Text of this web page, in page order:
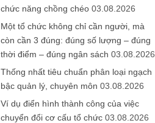
chức năng chồng chéo 03.08.2026
Một tổ chức không chỉ cần người, mà
còn cần 3 đúng: đúng số lượng – đúng
thời điểm – đúng ngân sách 03.08.2026
Thống nhất tiêu chuẩn phân loại ngạch
bậc quản lý, chuyên môn 03.08.2026
Ví dụ điển hình thành công của việc
chuyển đổi cơ cấu tổ chức 03.08.2026